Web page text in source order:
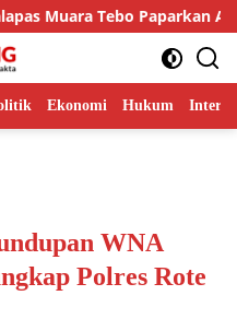
Tebo Paparkan Anev
Ekonomi Hukum
WNA
Polres Rote